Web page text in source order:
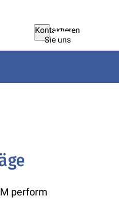
Kontaktieren
Sie uns
perform